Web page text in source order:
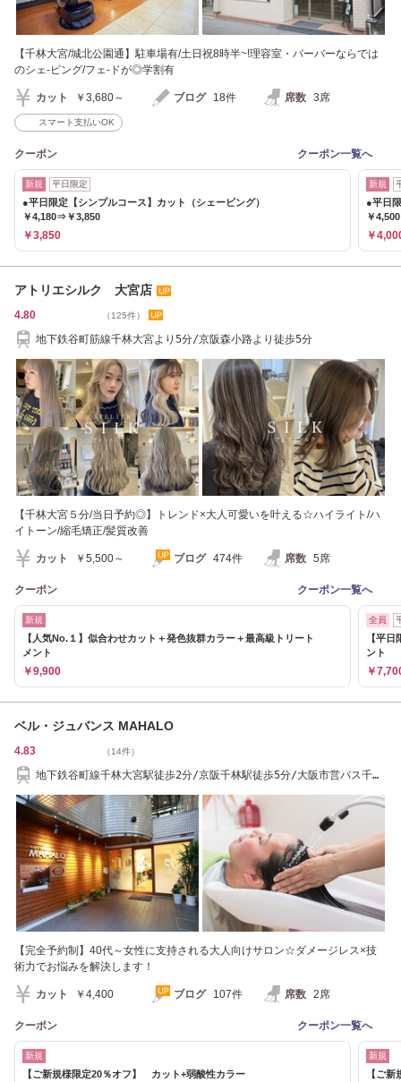
【千林大宮/城北公園通】駐車場有/土日祝8時半~!理容室・バーバーならでは
のシェ-ビング/フェ-ドが◎学割有
カット ￥3,680～ ブログ 18件 席数 3席
スマート支払いOK
クーポン クーポン一覧へ
新規 平日限定
●平日限定【シンプルコース】カット（シェービング）
￥4,180⇒￥3,850
￥3,850
新規
●平日
￥
￥
アトリエシルク 大宮店
4.80 （125件）
地下鉄谷町筋線千林大宮より5分/京阪森小路より徒歩5分
【千林大宮５分/当日予約◎】トレンド×大人可愛いを叶える☆ハイライト/ハ
イトーン/縮毛矯正/髪質改善
カット ￥5,500～ ブログ 474件 席数 5席
クーポン クーポン一覧へ
新規
【人気No.１】似合わせカット＋発色抜群カラー＋最高級トリート
メント
￥9,900
全員
【平
ント
￥
ベル・ジュバンス MAHALO
4.83 （14件）
地下鉄谷町線千林大宮駅徒歩2分/京阪千林駅徒歩5分/大阪市営バス千林
【完全予約制】40代～女性に支持される大人向けサロン☆ダメージレス×技
術力でお悩みを解決します！
カット ￥4,400 ブログ 107件 席数 2席
クーポン クーポン一覧へ
新規
【ご新規様限定20％オフ】 カット+弱酸性カラー
新規
【ご